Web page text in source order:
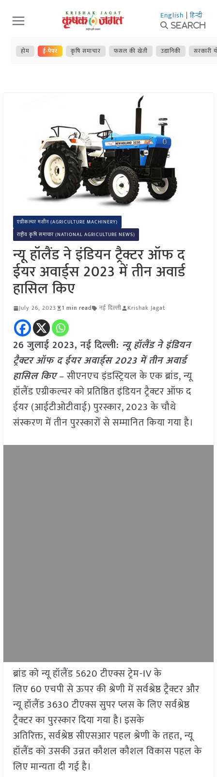
Skip
to
content
English | हिन्दी
Search
होम ई-पेपर कृषि समाचार फसल की खेती उद्यानिकी सरकारी
एग्रीकल्चर मशीन (AGRICULTURE MACHINERY)
राष्ट्रीय कृषि समाचार (NATIONAL AGRICULTURE NEWS)
न्यू हॉलैंड ने इंडियन ट्रैक्टर ऑफ द
ईयर अवार्ड्स 2023 में तीन अवार्ड
हासिल किए
July 26, 2023 1 min read नई दिल्ली Krishak Jagat
26 जुलाई 2023, नई दिल्ली: न्यू हॉलैंड ने इंडियन
ट्रैक्टर ऑफ द ईयर अवार्ड्स 2023 में तीन अवार्ड
हासिल किए– सीएनएच इंडस्ट्रियल के एक ब्रांड, न्यू
हॉलैंड एग्रीकल्चर को प्रतिष्ठित इंडियन ट्रैक्टर ऑफ द
ईयर (आईटीओटीवाई) पुरस्कार, 2023 के चौथे
संस्करण में तीन पुरस्कारों से सम्मानित किया गया है।
ब्रांड को न्यू हॉलैंड 5620 टीएक्स ट्रेम-IV के
लिए 60 एचपी से ऊपर की श्रेणी में सर्वश्रेष्ठ ट्रैक्टर और
न्यू हॉलैंड 3630 टीएक्स सुपर प्लस के लिए सर्वश्रेष्ठ
ट्रैक्टर का पुरस्कार दिया गया है। इसके
अतिरिक्त, सर्वश्रेष्ठ सीएसआर पहल श्रेणी के तहत, न्यू
हॉलैंड को उसकी उन्नत कौशल कौशल विकास पहल के
लिए मान्यता दी गई है।